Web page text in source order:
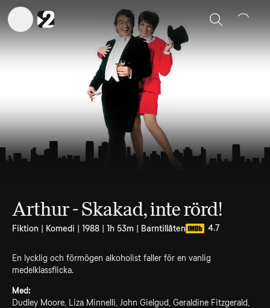
Sök
Arthur - Skakad, inte rörd!
Fiktion | Komedi | 1988 | 1h 53m | Barntillåten 4.7
En lycklig och förmögen alkoholist faller för en vanlig
medelklassflicka.
Med:
Dudley Moore, Liza Minnelli, John Gielgud, Geraldine Fitzgerald,